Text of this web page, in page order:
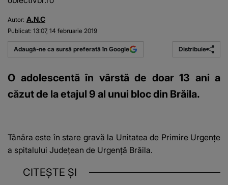
Autor: A.N.C
Publicat: 13:07, 14 februarie 2019
Adaugă-ne ca sursă preferată în Google Distribuie
O adolescentă în vârstă de doar 13 ani a
căzut de la etajul 9 al unui bloc din Brăila.
Tânăra este în stare gravă la Unitatea de Primire Urgențe
a spitalului Județean de Urgență Brăila.
CITEȘTE ȘI